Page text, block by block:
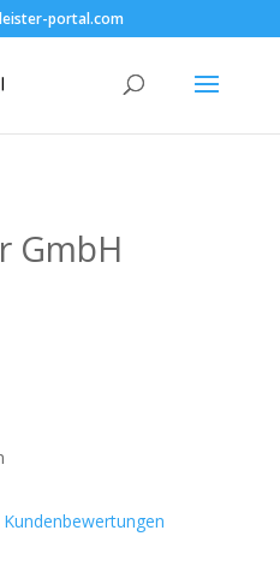
portal.com
GmbH
Kundenbewertungen